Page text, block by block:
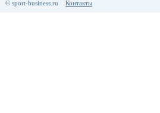
© sport-business.ru Контакты